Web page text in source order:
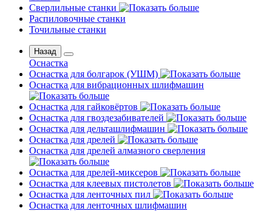
Сверлильные станки
Распиловочные станки
Точильные станки
Назад
Оснастка
Оснастка для болгарок (УШМ)
Оснастка для вибрационных шлифмашин
Оснастка для гайковёртов
Оснастка для гвоздезабивателей
Оснастка для дельташлифмашин
Оснастка для дрелей
Оснастка для дрелей алмазного сверления
Оснастка для дрелей-миксеров
Оснастка для клеевых пистолетов
Оснастка для ленточных пил
Оснастка для ленточных шлифмашин